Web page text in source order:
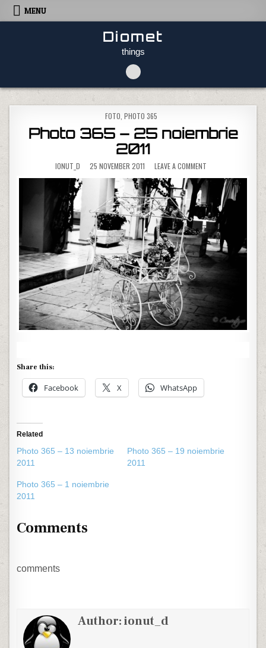
Skip to content
MENU
Diomet
things
POSTED IN
FOTO PHOTO 365
Photo 365 – 25 noiembrie
2011
IONUT_D 25 NOVEMBER 2011 LEAVE A COMMENT
Share this:
Facebook X WhatsApp
Related
Photo 365 – 13 noiembrie
2011
Photo 365 – 19 noiembrie
2011
Photo 365 – 1 noiembrie
2011
Comments
comments
Author:ionut_d